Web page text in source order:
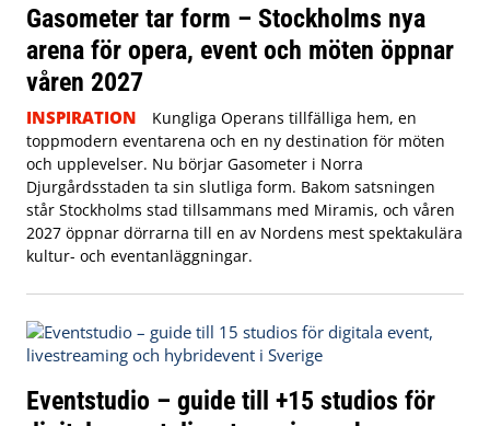
Gasometer tar form – Stockholms nya
arena för opera, event och möten öppnar
våren 2027
INSPIRATION
Kungliga Operans tillfälliga hem, en
toppmodern eventarena och en ny destination för möten
och upplevelser. Nu börjar Gasometer i Norra
Djurgårdsstaden ta sin slutliga form. Bakom satsningen
står Stockholms stad tillsammans med Miramis, och våren
2027 öppnar dörrarna till en av Nordens mest spektakulära
kultur- och eventanläggningar.
Eventstudio – guide till +15 studios för